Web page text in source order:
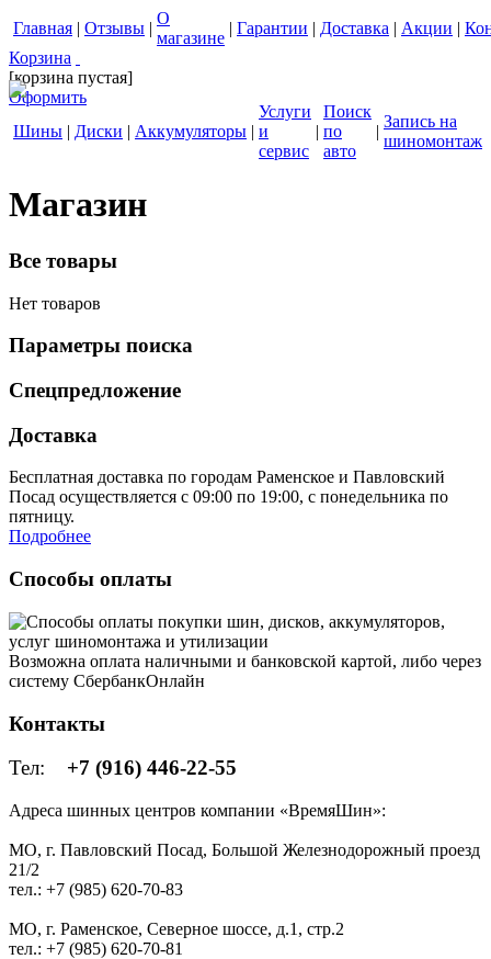
Главная | Отзывы |
О
магазине
| Гарантии | Доставка | Акции |
Корзина
[корзина пустая]
Оформить
Шины | Диски | Аккумуляторы |
Услуги
и
сервис
|
Поиск
по
авто
|
Запись на
шиномонтаж
Магазин
Все товары
Нет товаров
Параметры поиска
Спецпредложение
Доставка
Бесплатная доставка по городам Раменское и Павловский
Посад осуществляется с 09:00 по 19:00, с понедельника по
пятницу.
Подробнее
Способы оплаты
Возможна оплата наличными и банковской картой, либо через
систему СбербанкОнлайн
Контакты
Тел: +7 (916) 446-22-55
Адреса шинных центров компании «ВремяШин»:
МО, г. Павловский Посад, Большой Железнодорожный проезд
21/2
тел.: +7 (985) 620-70-83
МО, г. Раменское, Северное шоссе, д.1, стр.2
тел.: +7 (985) 620-70-81